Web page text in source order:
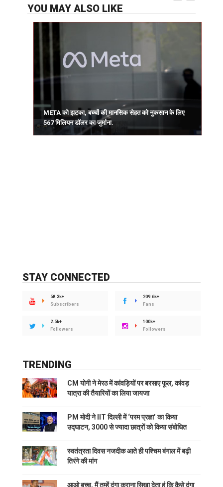
YOU MAY ALSO LIKE
META को झटका, बच्चों की मानसिक सेहत को नुकसान के लिए
567 मिलियन डॉलर का जुर्माना.
STAY CONNECTED
58.3k+
Subscribers
209.6k+
Fans
2.5k+
Followers
100k+
Followers
TRENDING
CM योगी ने मेरठ में कांवड़ियों पर बरसाए फूल, कांवड़
यात्रा की तैयारियों का लिया जायजा
PM मोदी ने IIT दिल्ली में ‘परम प्रज्ञा’ का किया
उद्घाटन, 3000 से ज्यादा छात्रों को किया संबोधित
स्वतंत्रता दिवस नजदीक आते ही पश्चिम बंगाल में बढ़ी
तिरंगे की मांग
आओ बच्चू, मैं तुम्हें दंगा कराना सिखा देता हूं कि कैसे दंगा